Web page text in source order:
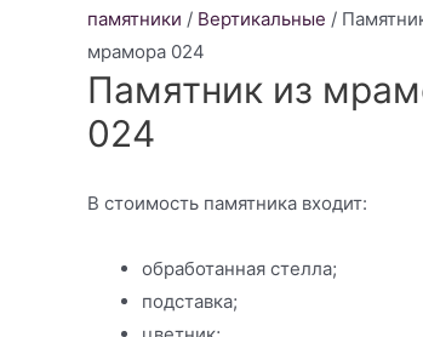
памятники / Вертикальные /
мрамора 024
Памятник из
024
В стоимость памятника входит:
обработанная стелла;
подставка;